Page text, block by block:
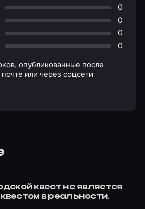
0
0
0
0
опубликованные после
или через соцсети
квест не является
в реальности.